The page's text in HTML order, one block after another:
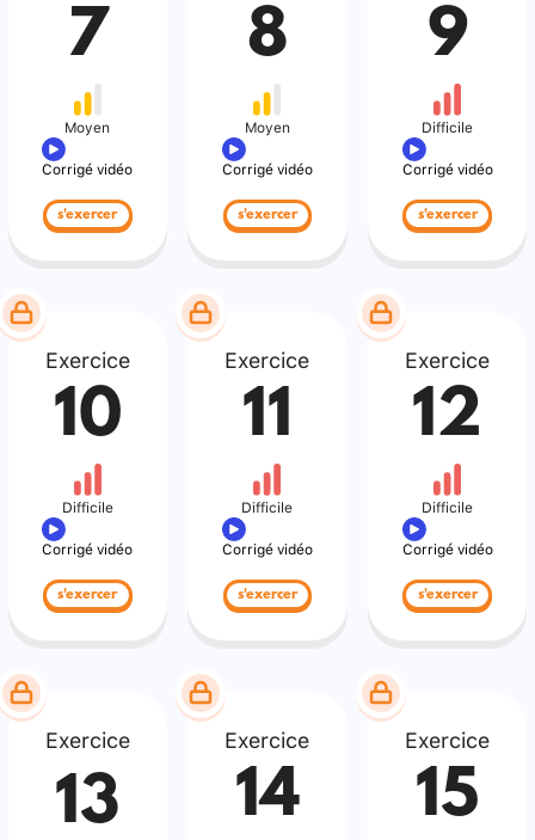
7
Moyen
Corrigé vidéo
s'exercer
8
Moyen
Corrigé vidéo
s'exercer
9
Difficile
Corrigé vidéo
s'exercer
Exercice
10
Difficile
Corrigé vidéo
s'exercer
Exercice
11
Difficile
Corrigé vidéo
s'exercer
Exercice
12
Difficile
Corrigé vidéo
s'exercer
Exercice
13
Exercice
14
Exercice
15